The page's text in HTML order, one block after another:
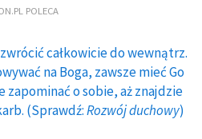
POLECA
całkowicie do wewnątrz.
na Boga, zawsze mieć Go
o sobie, aż znajdzie
(Sprawdź:Rozwój duchowy)